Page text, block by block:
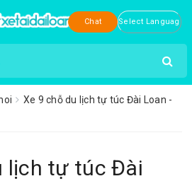
Chat
Xe 9 chỗ du lịch tự túc Đài Loan -
lịch tự túc Đài